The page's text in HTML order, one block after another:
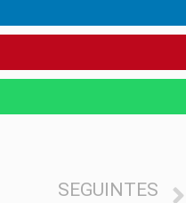
SEGUINTES